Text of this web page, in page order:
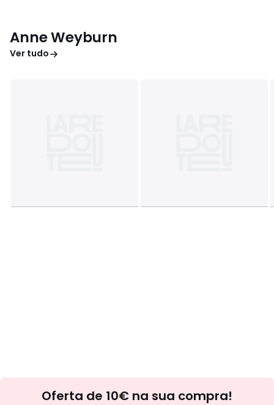
Anne Weyburn
Ver tudo
Oferta de 10€ na sua compra!